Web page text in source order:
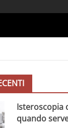
Isteroscopia
quando